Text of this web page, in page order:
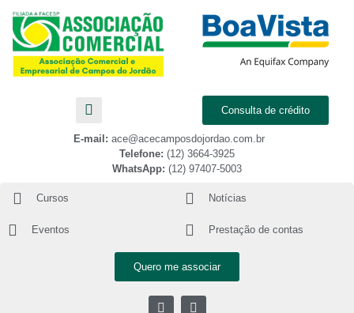
Consulta de crédito
E-mail: ace@acecamposdojordao.com.br
Telefone: (12) 3664-3925
WhatsApp: (12) 97407-5003
Cursos Notícias
Eventos Prestação de contas
Quero me associar